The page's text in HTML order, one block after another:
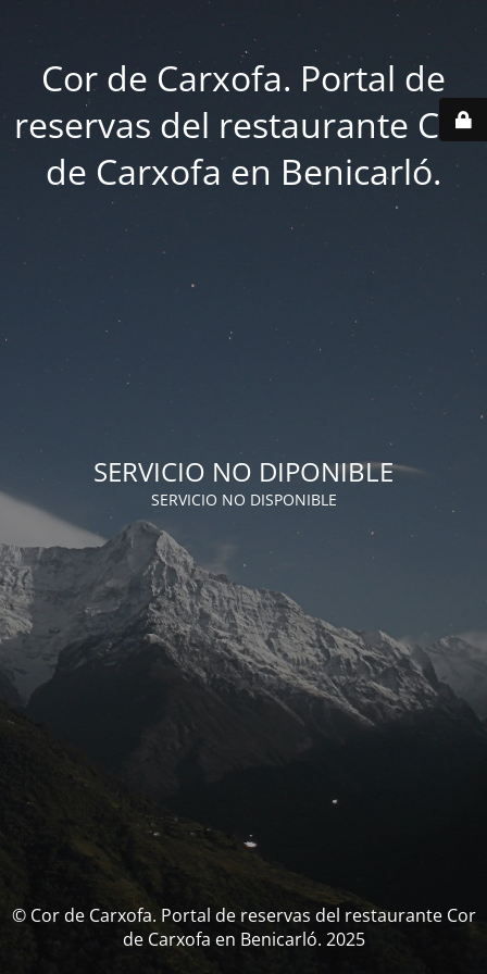
Cor de Carxofa. Portal de
reservas del restaurante Cor
de Carxofa en Benicarló.
SERVICIO NO DIPONIBLE
SERVICIO NO DISPONIBLE
© Cor de Carxofa. Portal de reservas del restaurante Cor
de Carxofa en Benicarló. 2025